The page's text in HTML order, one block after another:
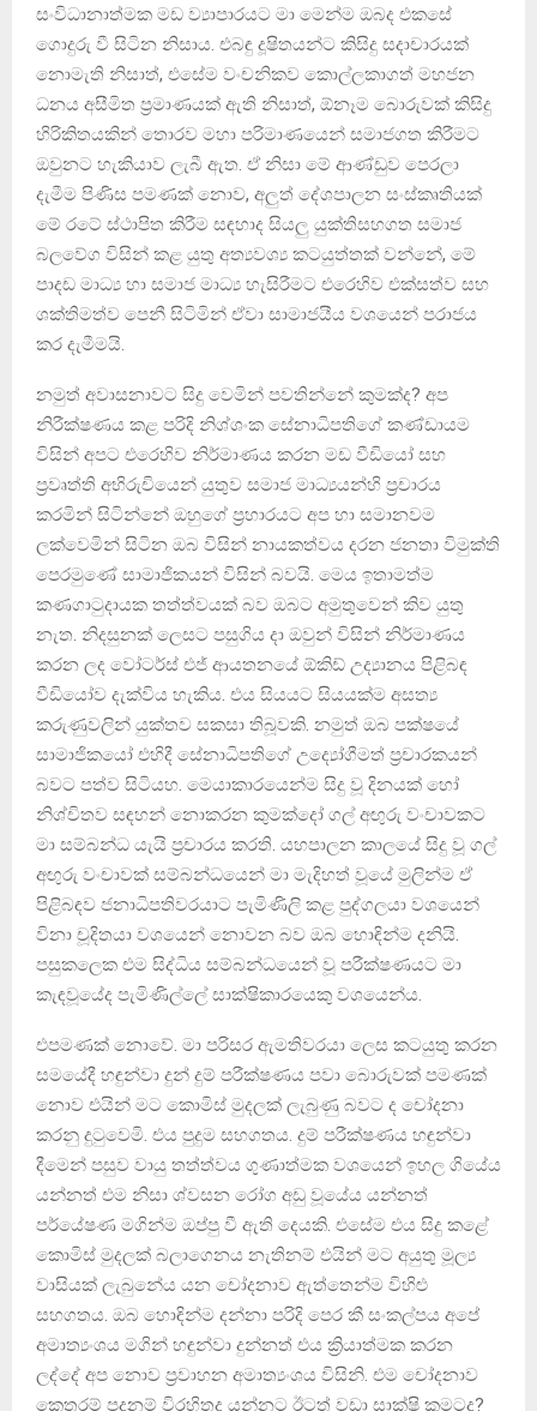
සංවිධානාත්මක මඩ ව්‍යාපාරයට මා මෙන්ම ඔබද එකසේ
ගොදුරු වී සිටින නිසාය. එබඳු දූෂිතයන්ට කිසිදු සදාචාරයක්
නොමැති නිසාත්, එසේම වංචනිකව කොල්ලකාගත් මහජන
ධනය අසීමිත ප්‍රමාණයක් ඇති නිසාත්, ඕනෑම බොරුවක් කිසිදු
හිරිකිතයකින් තොරව මහා පරිමාණයෙන් සමාජගත කිරීමට
ඔවුනට හැකියාව ලැබී ඇත. ඒ නිසා මේ ආණ්ඩුව පෙරලා
දැමීම පිණිස පමණක් නොව, අලුත් දේශපාලන සංස්කෘතියක්
මේ රටේ ස්ථාපිත කිරීම සඳහාද සියලු යුක්තිසහගත සමාජ
බලවේග විසින් කළ යුතු අත්‍යවශ්‍ය කටයුත්තක් වන්නේ, මේ
පාදඩ මාධ්‍ය හා සමාජ මාධ්‍ය හැසිරීමට එරෙහිව එක්සත්ව සහ
ශක්තිමත්ව පෙනී සිටිමින් ඒවා සාමාජයීය වශයෙන් පරාජය
කර දැමීමයි.
නමුත් අවාසනාවට සිදු වෙමින් පවතින්නේ කුමක්ද? අප
නිරීක්ෂණය කළ පරිදි නිශ්ශංක සේනාධිපතිගේ කණ්ඩායම
විසින් අපට එරෙහිව නිර්මාණය කරන මඩ වීඩියෝ සහ
ප්‍රවෘත්ති අභිරුචියෙන් යුතුව සමාජ මාධ්‍යයන්හි ප්‍රචාරය
කරමින් සිටින්නේ ඔහුගේ ප්‍රහාරයට අප හා සමානවම
ලක්වෙමින් සිටින ඔබ විසින් නායකත්වය දරන ජනතා විමුක්ති
පෙරමුණේ සාමාජිකයන් විසින් බවයි. මෙය ඉතාමත්ම
කණගාටුදායක තත්ත්වයක් බව ඔබට අමුතුවෙන් කිව යුතු
නැත. නිදසුනක් ලෙසට පසුගිය දා ඔවුන් විසින් නිර්මාණය
කරන ලද වෝටර්ස් එජ් ආයතනයේ ඕකිඩ් උද්‍යානය පිළිබඳ
වීඩියෝව දැක්විය හැකිය. එය සියයට සියයක්ම අසත්‍ය
කරුණුවලින් යුක්තව සකසා තිබූවකි. නමුත් ඔබ පක්ෂයේ
සාමාජිකයෝ එහිදී සේනාධිපතිගේ උද්‍යෝගීමත් ප්‍රචාරකයන්
බවට පත්ව සිටියහ. මෙයාකාරයෙන්ම සිදු වූ දිනයක් හෝ
නිශ්චිතව සඳහන් නොකරන කුමක්දෝ ගල් අඟුරු වංචාවකට
මා සම්බන්ධ යැයි ප්‍රචාරය කරති. යහපාලන කාලයේ සිදු වූ ගල්
අඟුරු වංචාවක් සම්බන්ධයෙන් මා මැදිහත් වූයේ මුලින්ම ඒ
පිළිබඳව ජනාධිපතිවරයාට පැමිණිලි කළ පුද්ගලයා වශයෙන්
විනා චූදිතයා වශයෙන් නොවන බව ඔබ හොඳින්ම දනියි.
පසුකලෙක එම සිද්ධිය සම්බන්ධයෙන් වූ පරීක්ෂණයට මා
කැඳවූයේද පැමිණිල්ලේ සාක්ෂිකාරයෙකු වශයෙන්ය.
එපමණක් නොවේ. මා පරිසර ඇමතිවරයා ලෙස කටයුතු කරන
සමයේදී හඳුන්වා දුන් දුම් පරීක්ෂණය පවා බොරුවක් පමණක්
නොව එයින් මට කොමිස් මුදලක් ලැබුණු බවට ද චෝදනා
කරනු දුටුවෙමි. එය පුදුම සහගතය. දුම් පරීක්ෂණය හඳුන්වා
දීමෙන් පසුව වායු තත්ත්වය ගුණාත්මක වශයෙන් ඉහල ගියේය
යන්නත් එම නිසා ශ්වසන රෝග අඩු වූයේය යන්නත්
පර්යේෂණ මගින්ම ඔප්පු වී ඇති දෙයකි. එසේම එය සිදු කළේ
කොමිස් මුදලක් බලාගෙනය නැතිනම් එයින් මට අයුතු මූල්‍ය
වාසියක් ලැබුනේය යන චෝදනාව ඇත්තෙන්ම විහිළු
සහගතය. ඔබ හොඳින්ම දන්නා පරිදි පෙර කී සංකල්පය අපේ
අමාත්‍යංශය මගින් හඳුන්වා දුන්නත් එය ක්‍රියාත්මක කරන
ලද්දේ අප නොව ප්‍රවාහන අමාත්‍යංශය විසිනි. එම චෝදනාව
කෙතරම් පදනම් විරහිතද යන්නට ඊටත් වඩා සාක්ෂි කුමටද?